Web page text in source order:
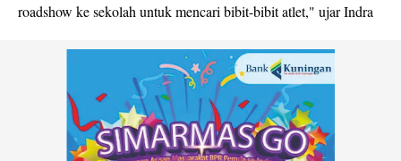
roadshow ke sekolah untuk mencari bibit-bibit atlet," ujar Indra